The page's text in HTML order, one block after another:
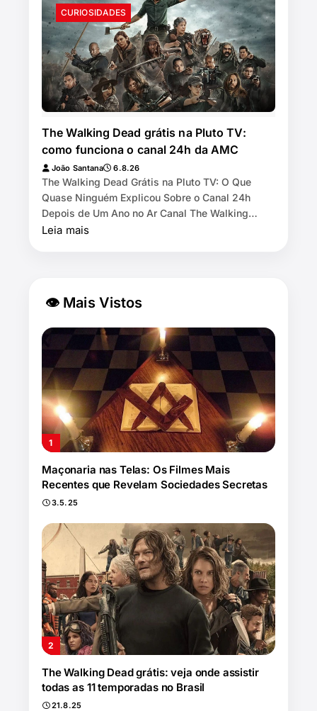
CURIOSIDADES
The Walking Dead grátis na Pluto TV:
como funciona o canal 24h da AMC
João Santana 6.8.26
The Walking Dead Grátis na Pluto TV: O Que
Quase Ninguém Explicou Sobre o Canal 24h
Depois de Um Ano no Ar Canal The Walking
Dead by AMC exibe as 11 temporadas de graça
Leia mais
👁 Mais Vistos
Maçonaria nas Telas: Os Filmes Mais
Recentes que Revelam Sociedades Secretas
3.5.25
The Walking Dead grátis: veja onde assistir
todas as 11 temporadas no Brasil
21.8.25